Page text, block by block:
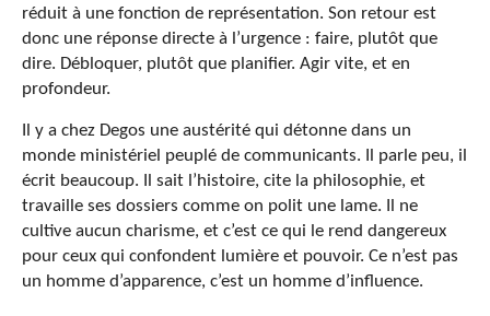
réduit à une fonction de représentation. Son retour est
donc une réponse directe à l’urgence : faire, plutôt que
dire. Débloquer, plutôt que planifier. Agir vite, et en
profondeur.
Il y a chez Degos une austérité qui détonne dans un
monde ministériel peuplé de communicants. Il parle peu, il
écrit beaucoup. Il sait l’histoire, cite la philosophie, et
travaille ses dossiers comme on polit une lame. Il ne
cultive aucun charisme, et c’est ce qui le rend dangereux
pour ceux qui confondent lumière et pouvoir. Ce n’est pas
un homme d’apparence, c’est un homme d’influence.